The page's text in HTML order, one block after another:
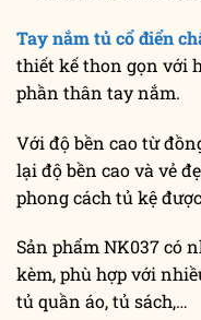
Tay nắm tủ cổ điển
thiết kế thon gọn với
phần thân tay nắm.
Với độ bền cao từ
lại độ bền cao và vẻ
phong cách tủ kệ
Sản phẩm NK037 có
kèm, phù hợp với
tủ quần áo, tủ sách,…